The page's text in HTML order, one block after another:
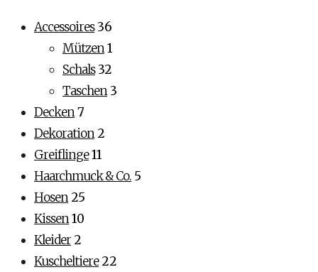
Accessoires36
Mützen1
Schals32
Taschen3
Decken7
Dekoration 2
Greiflinge11
Haarchmuck & Co. 5
Hosen 25
Kissen10
Kleider 2
Kuscheltiere 22